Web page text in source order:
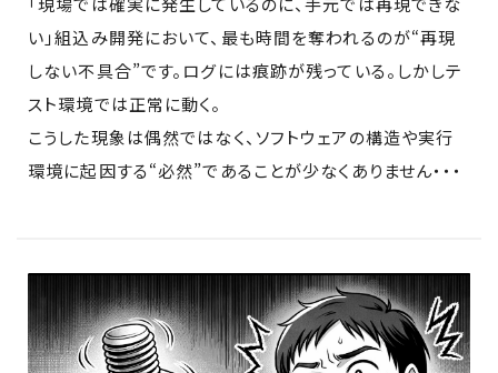
い」組込み開発において、最も時間を奪われるのが“再現
しない不具合”です。ログには痕跡が残っている。しかしテ
スト環境では正常に動く。
こうした現象は偶然ではなく、ソフトウェアの構造や実行
環境に起因する“必然”であることが少なくありません・・・